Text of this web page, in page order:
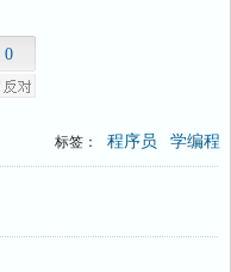
0
标签： 程序员 学编程